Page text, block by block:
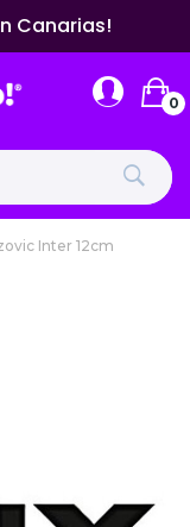
Canarias!
0
Inter 12cm